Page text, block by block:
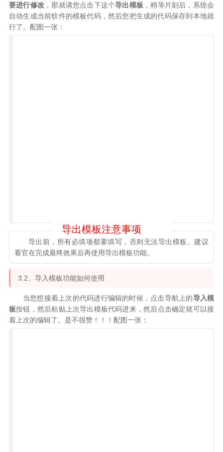
要进行修改 ，那就请您点击下这个导出模板 ，稍等片刻后，系统会
自动生成当前软件的模板代码，然后您把生成的代码保存到本地就
行了。配图一张：
导出前，所有必填项都要填写，否则无法导出模板。建议
看官在完成最终效果后再使用导出模板功能。
3.2、导入模板功能如何使用
当您想接着上次的代码进行编辑的时候，点击导航上的导入模
板按钮，然后粘贴上次导出模板代码进来，然后点击确定就可以接
着上次的编辑了。是不很赞！！！配图一张：